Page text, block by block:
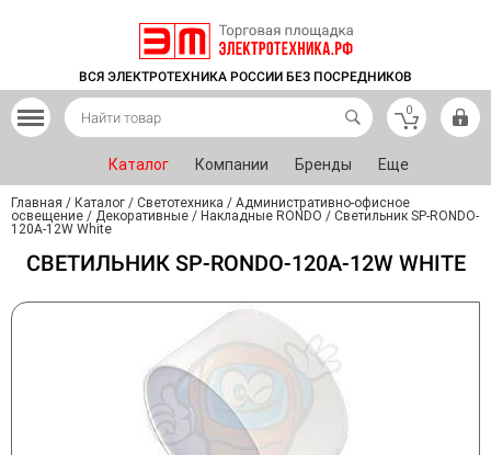
ВСЯ ЭЛЕКТРОТЕХНИКА РОССИИ БЕЗ ПОСРЕДНИКОВ
0
Каталог Компании Бренды Еще
Главная / Каталог / Светотехника / Административно-офисное
освещение / Декоративные / Накладные RONDO / Светильник SP-RONDO-
120A-12W White
СВЕТИЛЬНИК SP-RONDO-120A-12W WHITE